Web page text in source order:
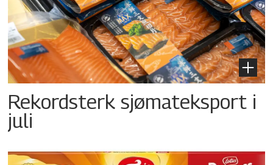
Rekordsterk sjømateksport i
juli